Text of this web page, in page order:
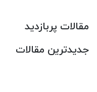
مقالات پربازدید
جدیدترین مقالات